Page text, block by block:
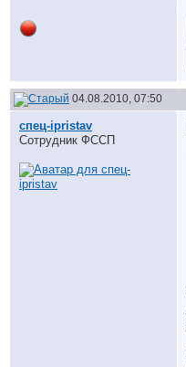
04.08.2010, 07:50
спец-ipristav
Сотрудник ФССП